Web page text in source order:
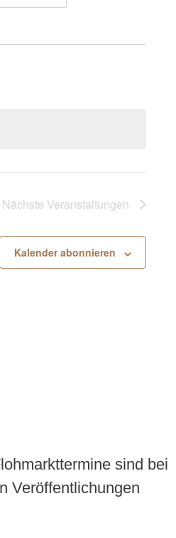
Nächste Veranstaltungen
Kalender abonnieren
sind bei
Veröffentlichungen